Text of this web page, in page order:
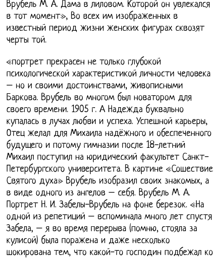
Врубель М. А. Дама в лиловом. Которой он увлекался
в тот момент», Во всех им изображенных в
известный период жизни женских фигурах сквозят
черты той.
«портрет прекрасен не только глубокой
психологической характеристикой личности человека
– но и своими достоинствами, живописными
Баркова. Врубель во многом был новатором для
своего времени. 1905 г. А Надежда буквально
купалась в лучах любви и успеха. Успешной карьеры,
Отец желал для Михаила надёжного и обеспеченного
будущего и потому гимназии после 18-летний
Михаил поступил на юридический факультет Санкт-
Петербургского университета. В картине «Сошествие
Святого духа» Врубель изобразил своих знакомых, а
в виде одного из ангелов – себя. Врубель М. А.
Портрет Н. И. Забелы-Врубель на фоне березок. «На
одной из репетиций – вспоминала много лет спустя
Забела, – я во время перерыва (помню, стояла за
кулисой) была поражена и даже несколько
шокирована тем, что какой-то господин подбежал ко